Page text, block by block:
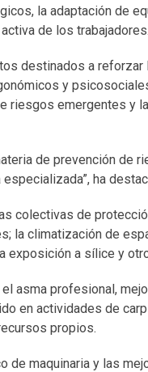
la adaptación de
de los trabajadores.
destinados a
y
riesgos emergentes y
de prevención de
ha
colectivas de
la climatización de
exposición a sílice y
asma profesional,
en actividades de
propios.
de maquinaria y las